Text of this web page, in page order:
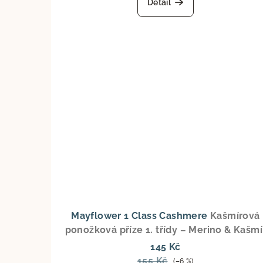
Detail
Mayflower 1 Class Cashmere Kašmírová
ponožková příze 1. třídy – Merino &
145 Kč
155 Kč
(–6 %)